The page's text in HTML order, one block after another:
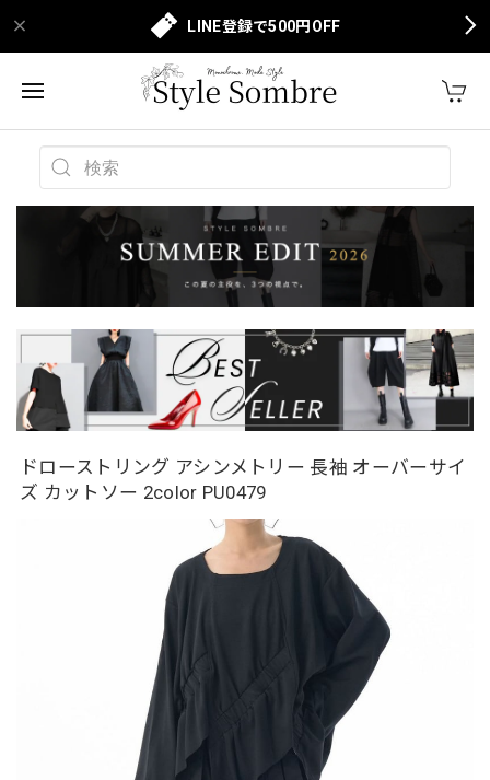
LINE登録で500円OFF
ドローストリング アシンメトリー 長袖 オーバーサイ
ズ カットソー 2color PU0479